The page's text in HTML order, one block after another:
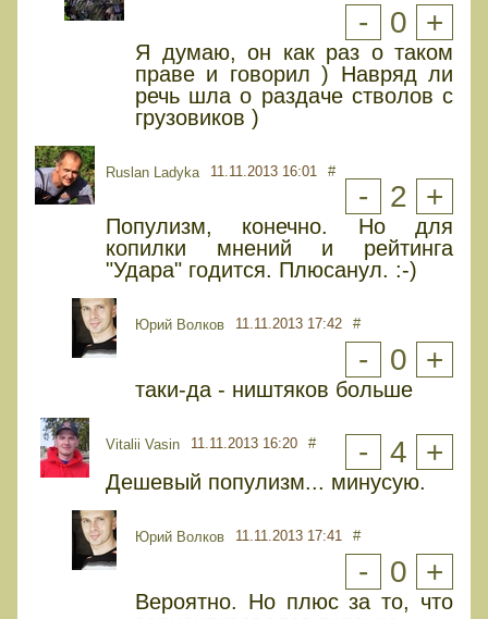
- 0 +
Я думаю, он как раз о таком
праве и говорил ) Навряд ли
речь шла о раздаче стволов с
грузовиков )
Ruslan Ladyka 11.11.2013 16:01 #
- 2 +
Популизм, конечно. Но для
копилки мнений и рейтинга
"Удара" годится. Плюсанул. :-)
Юрий Волков 11.11.2013 17:42 #
- 0 +
таки-да - ништяков больше
Vitalii Vasin 11.11.2013 16:20 # - 4 +
Дешевый популизм... минусую.
Юрий Волков 11.11.2013 17:41 #
- 0 +
Вероятно. Но плюс за то, что